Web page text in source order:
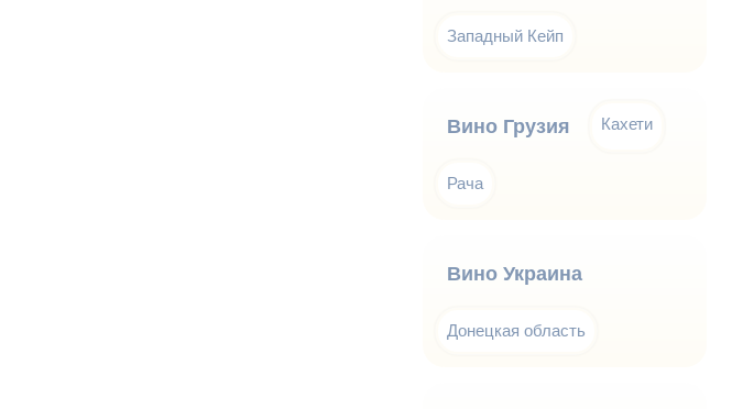
Западный Кейп
Вино Грузия Кахети
Рача
Вино Украина
Донецкая область